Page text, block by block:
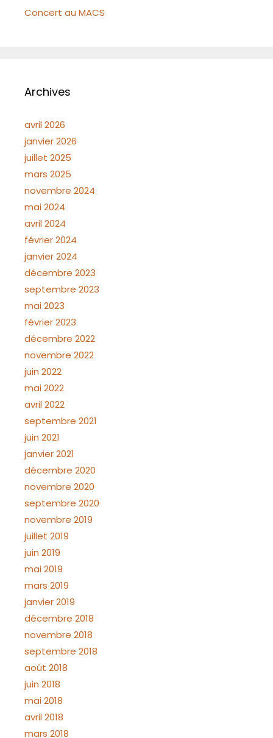
Concert au MACS
Archives
avril 2026
janvier 2026
juillet 2025
mars 2025
novembre 2024
mai 2024
avril 2024
février 2024
janvier 2024
décembre 2023
septembre 2023
mai 2023
février 2023
décembre 2022
novembre 2022
juin 2022
mai 2022
avril 2022
septembre 2021
juin 2021
janvier 2021
décembre 2020
novembre 2020
septembre 2020
novembre 2019
juillet 2019
juin 2019
mai 2019
mars 2019
janvier 2019
décembre 2018
novembre 2018
septembre 2018
août 2018
juin 2018
mai 2018
avril 2018
mars 2018